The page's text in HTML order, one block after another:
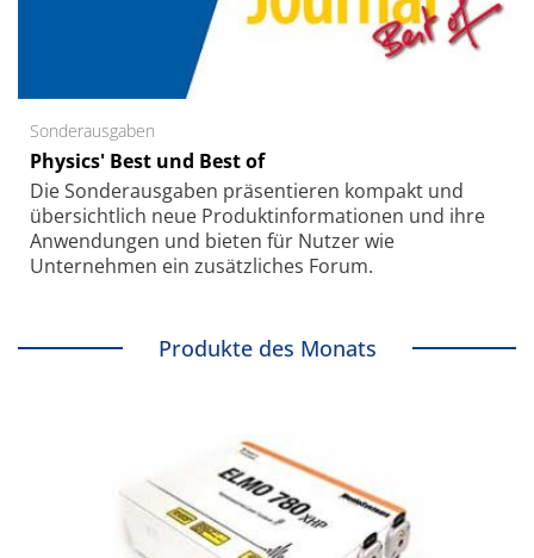
Sonderausgaben
Physics' Best und Best of
Die Sonder­ausgaben präsentieren kompakt und
übersichtlich neue Produkt­informationen und ihre
Anwendungen und bieten für Nutzer wie
Unternehmen ein zusätzliches Forum.
Produkte des Monats